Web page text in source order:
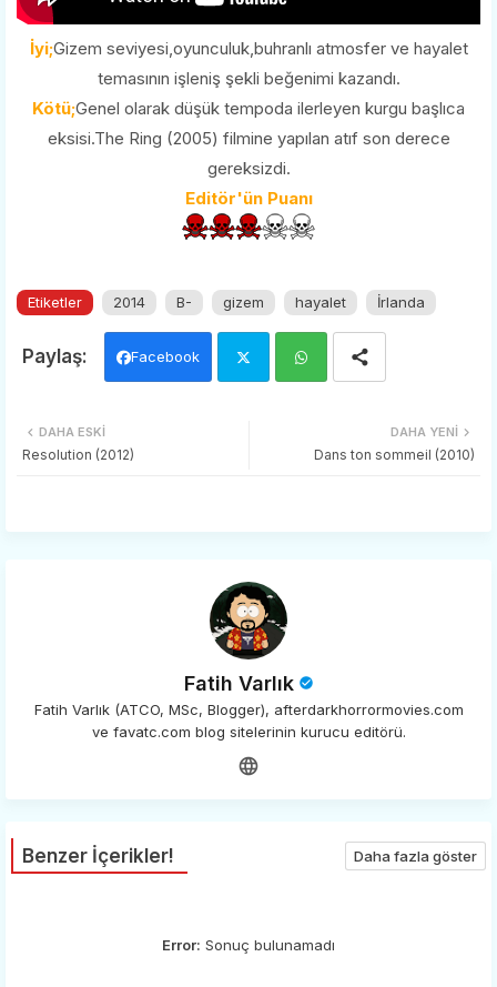
İyi;Gizem seviyesi,oyunculuk,buhranlı atmosfer ve hayalet
temasının işleniş şekli beğenimi kazandı.
Kötü;Genel olarak düşük tempoda ilerleyen kurgu başlıca
eksisi.The Ring (2005) filmine yapılan atıf son derece
gereksizdi.
Editör'ün Puanı
Etiketler 2014 B- gizem hayalet İrlanda
Facebook
DAHA YENI
Dans ton sommeil (2010)
DAHA ESKI
Resolution (2012)
Fatih Varlık
Fatih Varlık (ATCO, MSc, Blogger), afterdarkhorrormovies.com
ve favatc.com blog sitelerinin kurucu editörü.
Benzer İçerikler! Daha fazla göster
Error: Sonuç bulunamadı